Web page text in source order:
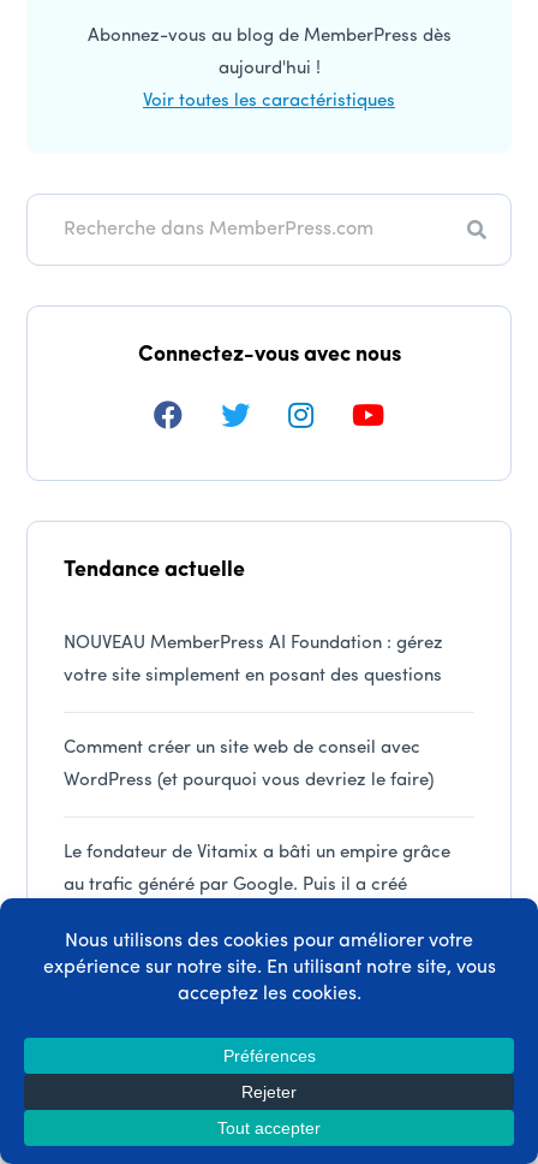
Abonnez-vous au blog de MemberPress dès
aujourd'hui !
Voir toutes les caractéristiques
Connectez-vous avec nous
Tendance actuelle
NOUVEAU MemberPress AI Foundation : gérez
votre site simplement en posant des questions
Comment créer un site web de conseil avec
WordPress (et pourquoi vous devriez le faire)
Le fondateur de Vitamix a bâti un empire grâce
au trafic généré par Google. Puis il a créé
MemberPress vs Teachable
Créez une bibliothèque de ressources pour les
clients que les membres du programme de
coaching d'entreprise seront prêts à payer